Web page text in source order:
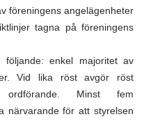
föreningens angelägenheter
tagna på föreningens
enkel majoritet av
Vid lika röst avgör röst
Minst fem
närvarande för att styrelsen